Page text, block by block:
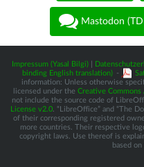
Mastodon
Impressum (Yasal Bilgi)
binding English translation) -
information: Unless otherwise
licensed under the Creative
not include the source code of
License v2.0 . “LibreOffice” and “The
of their corresponding registered
more countries. Their respective
copyright laws. Use thereof is
based